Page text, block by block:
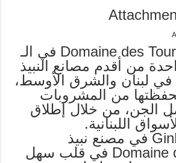
تأسّست Domaine des Tourelles في الـ
واحدة من أقدم مصانع النبيذ
في لبنان والشرق الأوسط،
من المشروبات
الجن، من خلال إطلاق
تم تقطير GinBey في مصنع نبيذ
Domaine des Tourelles في قلب سهل